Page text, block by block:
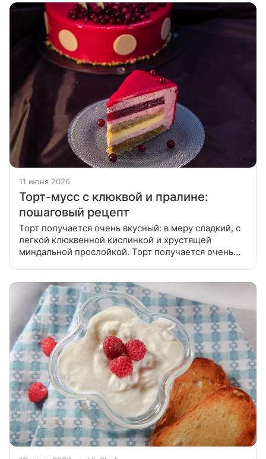
11 июня 2026
Торт-мусс с клюквой и пралине:
пошаговый рецепт
Торт получается очень вкусный: в меру сладкий, с
легкой клюквенной кислинкой и хрустящей
миндальной прослойкой. Торт получается очень